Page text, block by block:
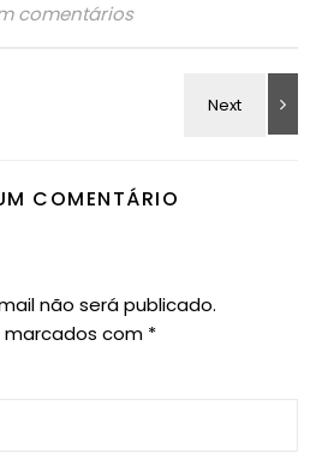
comentários
COMENTÁRIO
não será publicado.
com *